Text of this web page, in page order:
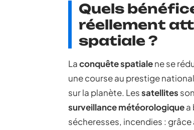
Quels
réellement
spatiale ?
Laconquête spatialene se
une course au prestige
sur la planète. Lessatellites
surveillance météorologiquea
sécheresses, incendies :